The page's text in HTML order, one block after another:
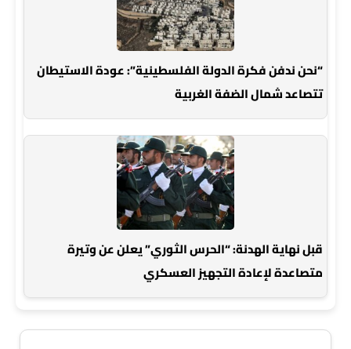
“نحن ندفن فكرة الدولة الفلسطينية”: عودة الاستيطان
تتصاعد شمال الضفة الغربية
قبل نهاية الهدنة: “الحرس الثوري” يعلن عن وتيرة
متصاعدة لإعادة التجهيز العسكري